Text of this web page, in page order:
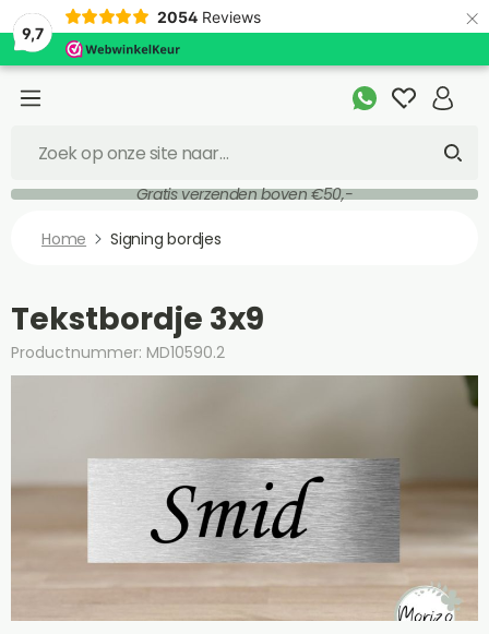
9,7
2054 Reviews ×
Gratis verzenden boven €50,-
Home Signing bordjes
Tekstbordje 3x9
Productnummer: MD10590.2